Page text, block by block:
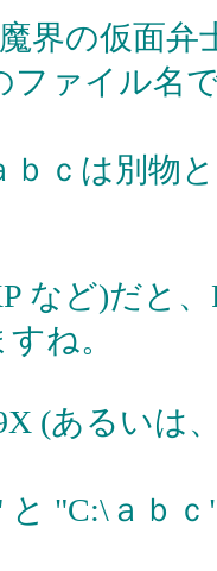
界の仮面弁
ファイル名
ｂｃは別物
など)だと
ね。
(あるいは
と "C:\ａｂ